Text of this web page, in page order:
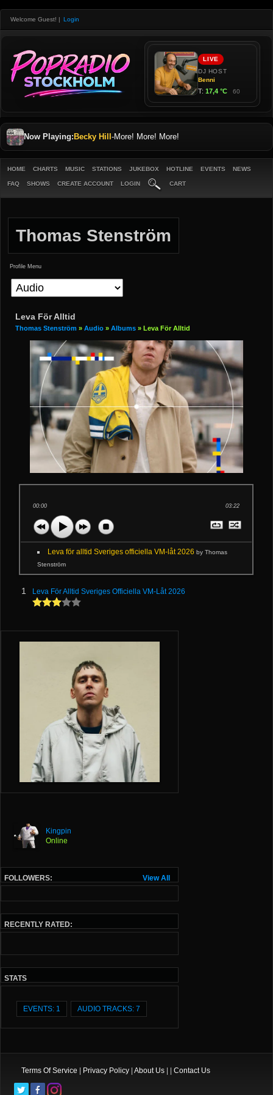
Welcome Guest! | Login
Now Playing: Becky Hill -More! More! More!
HOME CHARTS MUSIC STATIONS JUKEBOX HOTLINE EVENTS NEWS
FAQ SHOWS CREATE ACCOUNT LOGIN CART
Thomas Stenström
Profile Menu
Leva För Alltid
Thomas Stenström » Audio » Albums » Leva För Alltid
00:00 03:22
Leva för alltid Sveriges officiella VM-låt 2026by Thomas
Stenström
1 Leva För Alltid Sveriges Officiella VM-Låt 2026
Kingpin
Online
View All
FOLLOWERS:
RECENTLY RATED:
STATS
EVENTS: 1 AUDIO TRACKS: 7
Terms Of Service Privacy Policy About Us Contact Us